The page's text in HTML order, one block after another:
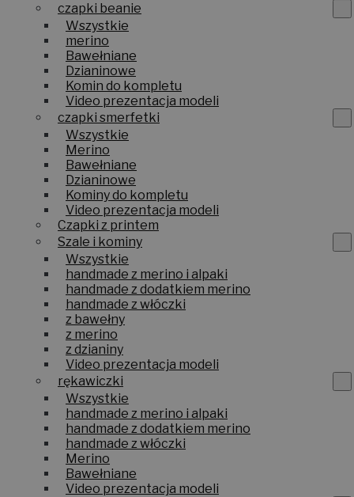
czapki beanie
Wszystkie
merino
Bawełniane
Dzianinowe
Komin do kompletu
Video prezentacja modeli
czapki smerfetki
Wszystkie
Merino
Bawełniane
Dzianinowe
Kominy do kompletu
Video prezentacja modeli
Czapki z printem
Szale i kominy
Wszystkie
handmade z merino i alpaki
handmade z dodatkiem merino
handmade z włóczki
z bawełny
z merino
z dzianiny
Video prezentacja modeli
rękawiczki
Wszystkie
handmade z merino i alpaki
handmade z dodatkiem merino
handmade z włóczki
Merino
Bawełniane
Video prezentacja modeli